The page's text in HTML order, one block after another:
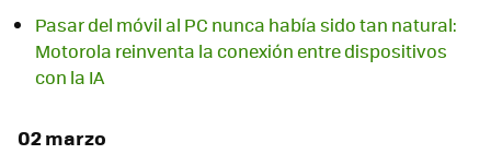
Pasar del móvil al PC nunca había sido tan natural:
Motorola reinventa la conexión entre dispositivos
con la IA
02 marzo